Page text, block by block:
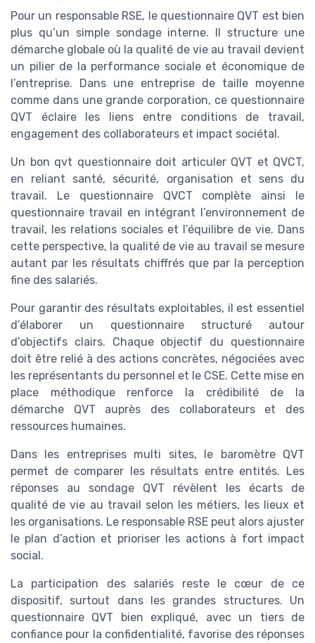
Pour un responsable RSE, le questionnaire QVT est bien
plus qu’un simple sondage interne. Il structure une
démarche globale où la qualité de vie au travail devient
un pilier de la performance sociale et économique de
l’entreprise. Dans une entreprise de taille moyenne
comme dans une grande corporation, ce questionnaire
QVT éclaire les liens entre conditions de travail,
engagement des collaborateurs et impact sociétal.
Un bon qvt questionnaire doit articuler QVT et QVCT,
en reliant santé, sécurité, organisation et sens du
travail. Le questionnaire QVCT complète ainsi le
questionnaire travail en intégrant l’environnement de
travail, les relations sociales et l’équilibre de vie. Dans
cette perspective, la qualité de vie au travail se mesure
autant par les résultats chiffrés que par la perception
fine des salariés.
Pour garantir des résultats exploitables, il est essentiel
d’élaborer un questionnaire structuré autour
d’objectifs clairs. Chaque objectif du questionnaire
doit être relié à des actions concrètes, négociées avec
les représentants du personnel et le CSE. Cette mise en
place méthodique renforce la crédibilité de la
démarche QVT auprès des collaborateurs et des
ressources humaines.
Dans les entreprises multi sites, le baromètre QVT
permet de comparer les résultats entre entités. Les
réponses au sondage QVT révèlent les écarts de
qualité de vie au travail selon les métiers, les lieux et
les organisations. Le responsable RSE peut alors ajuster
le plan d’action et prioriser les actions à fort impact
social.
La participation des salariés reste le cœur de ce
dispositif, surtout dans les grandes structures. Un
questionnaire QVT bien expliqué, avec un tiers de
confiance pour la confidentialité, favorise des réponses